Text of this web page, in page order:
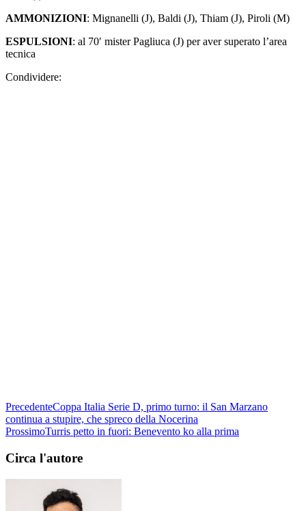
AMMONIZIONI: Mignanelli (J), Baldi (J), Thiam (J), Piroli (M)
ESPULSIONI: al 70′ mister Pagliuca (J) per aver superato l’area
tecnica
Condividere:
PrecedenteCoppa Italia Serie D, primo turno: il San Marzano
continua a stupire, che spreco della Nocerina
ProssimoTurris petto in fuori: Benevento ko alla prima
Circa l'autore